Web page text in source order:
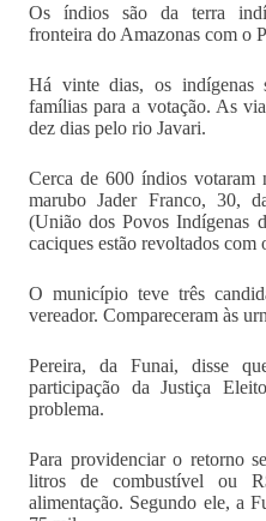
Os índios são da terra
fronteira do Amazonas com o
Há vinte dias, os indígenas
famílias para a votação. As
dez dias pelo rio Javari.
Cerca de 600 índios votaram
marubo Jader Franco, 30,
(União dos Povos Indígenas
caciques estão revoltados com
O município teve três
vereador. Compareceram às
Pereira, da Funai, disse
participação da Justiça
problema.
Para providenciar o retorno
litros de combustível ou
alimentação. Segundo ele, a